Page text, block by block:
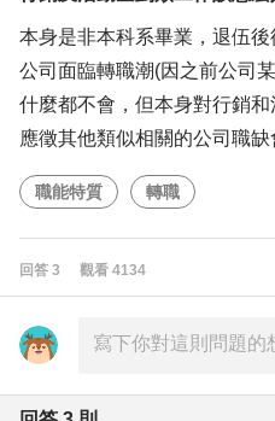
本身是非本科系畢業，退伍
公司面臨轉職潮(因之前公司
什麼都不會，但本身對行銷
應徵其他類似相關的公司職缺
職能特質 轉職
回答 3 觀看 4134